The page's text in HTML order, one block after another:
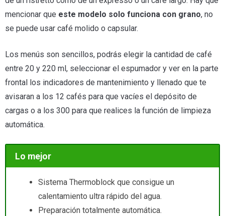
mencionar que este modelo solo funciona con grano, no
se puede usar café molido o capsular.
Los menús son sencillos, podrás elegir la cantidad de café
entre 20 y 220 ml, seleccionar el espumador y ver en la parte
frontal los indicadores de mantenimiento y llenado que te
avisaran a los 12 cafés para que vacíes el depósito de
cargas o a los 300 para que realices la función de limpieza
automática.
Lo mejor
Sistema Thermoblock que consigue un
calentamiento ultra rápido del agua.
Preparación totalmente automática.